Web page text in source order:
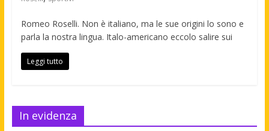
Romeo Roselli. Non è italiano, ma le sue origini lo sono e
parla la nostra lingua. Italo-americano eccolo salire sui
Leggi tutto
In evidenza